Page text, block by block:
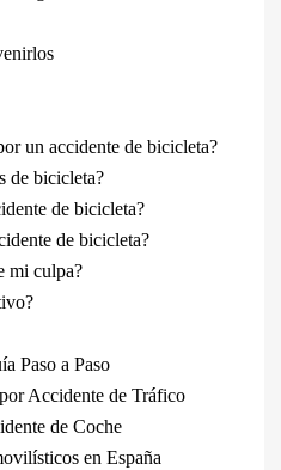
un accidente de bicicleta?
de bicicleta?
de bicicleta?
de bicicleta?
mi culpa?
Paso a Paso
Accidente de Tráfico
de Coche
en España